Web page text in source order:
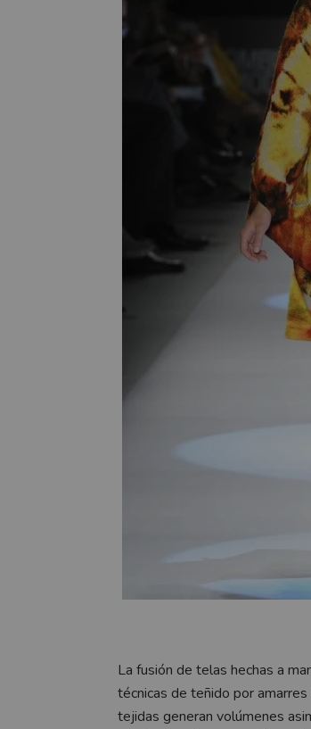
La fusión de telas hechas a
técnicas de teñido por
tejidas generan volúmenes